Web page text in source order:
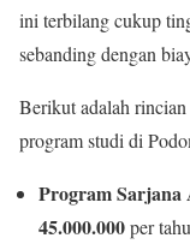
ini terbilang cukup
sebanding dengan
Berikut adalah
program studi di
Program
45.000.000per